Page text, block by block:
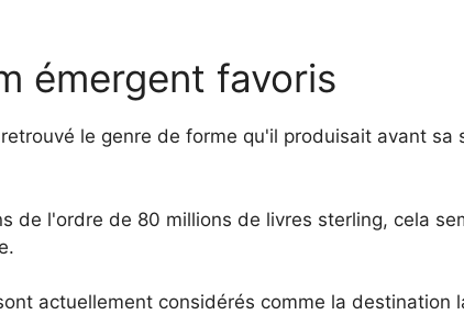
émergent favoris
le genre de forme qu'il produisait avant sa
de l'ordre de 80 millions de livres sterling, cela
actuellement considérés comme la destination